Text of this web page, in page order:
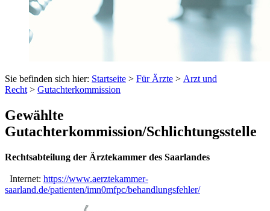
Sie befinden sich hier: Startseite > Für Ärzte > Arzt und
Recht > Gutachterkommission
Gewählte
Gutachterkommission/Schlichtungsstelle
Rechtsabteilung der Ärztekammer des Saarlandes
Internet: https://www.aerztekammer-
saarland.de/patienten/imn0mfpc/behandlungsfehler/